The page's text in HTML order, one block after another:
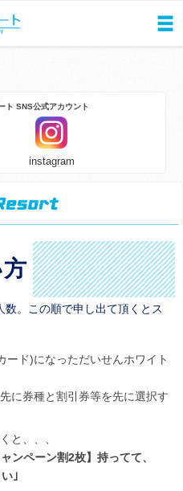
instagram
数。この順で申し出て頂くとス
ード)になっただいせんホワイト
に券種と割引券等を先に選択す
と、、、
ンペーン割2枚】持ってて、
｣